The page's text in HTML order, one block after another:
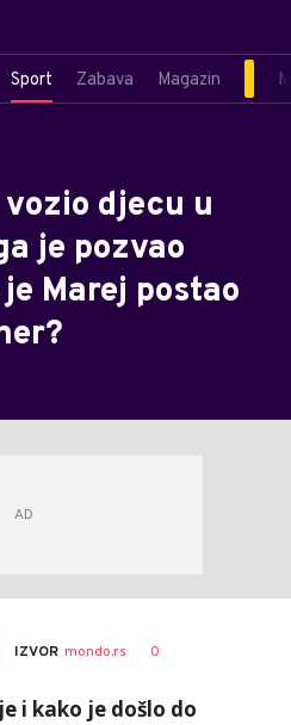
Sport Zabava Magazin
djecu u
je pozvao
Marej postao
IZVOR mondo.rs 0
i kako je došlo do